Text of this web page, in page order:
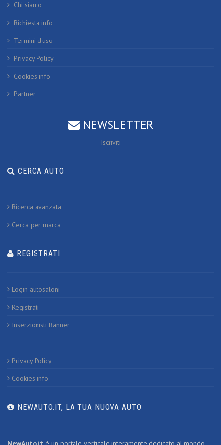
Chi siamo
Richiesta info
Termini d'uso
Privacy Policy
Cookies info
Partner
NEWSLETTER
Iscriviti
CERCA AUTO
Ricerca avanzata
Cerca per marca
REGISTRATI
Login autosaloni
Registrati
Inserzionisti Banner
Privacy Policy
Cookies info
NEWAUTO.IT, LA TUA NUOVA AUTO
NewAuto.it è un portale verticale interamente dedicato al mondo